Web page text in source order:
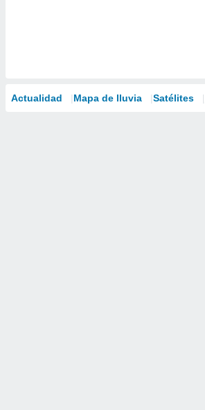
Actualidad Mapa de lluvia Satélites